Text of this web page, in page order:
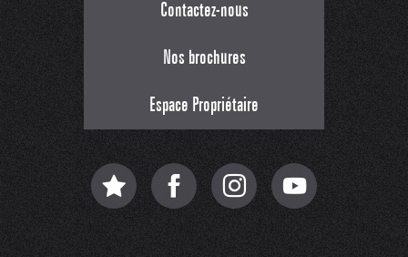
Contactez-nous
Nos brochures
Espace Propriétaire